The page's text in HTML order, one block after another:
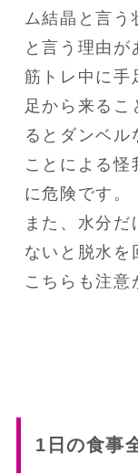
ム結晶と言う
と言う理由が
筋トレ中に手
足から来るこ
るとダンベル
ことによる怪
に危険です。
また、水分だ
ないと脱水を
こちらも注意
1日の食事